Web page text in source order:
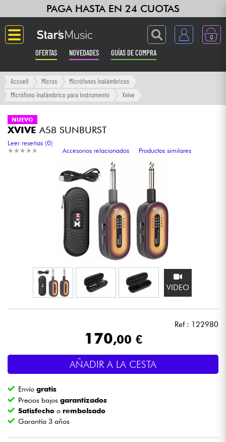
PAGA HASTA EN 24 CUOTAS
0
OFERTAS NOVEDADES GUÍAS DE COMPRA
Langue
Ampli & Efectos
Sintetizadores & samplers
Grabación
Auriculares
DJ
Batería y percusión
Vientos
Violines y cuarteto
Accueil Micros
Micrófonos inalámbricos
Micrófono inalámbrico para instrumento
Xvive
NUEVO
XVIVE A58 SUNBURST
★ ★ ★ ★ ★
★ ★ ★ ★ ★
Leer reseñas (0)
Accesorios relacionados
Productos similares
VIDEO
Ref : 122980
170,00 €
AÑADIR A LA CESTA
Envíogratis
Precios bajosgarantizados
Satisfecho o rembolsado
Garantía 3 años